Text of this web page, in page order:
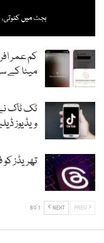
بجٹ میں کٹوتی، ناسا کے
کم عمر
میٹا کے
ٹک ٹاک
ویڈیوز
تھریڈز
NEXT 1 کا 8